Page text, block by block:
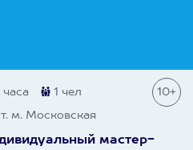
1 чел 10+
м. Московская
мастер-